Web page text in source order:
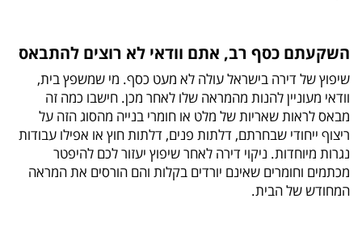
השקעתם כסף רב, אתם וודאי לא רוצים להתבאס
שיפוץ של דירה בישראל עולה לא מעט כסף. מי שמשפץ בית,
וודאי מעוניין להנות מהמראה שלו לאחר מכן. חישבו כמה זה
מבאס לראות שאריות של מלט או חומרי בנייה מהסוג הזה על
ריצוף ייחודי שבחרתם, דלתות פנים, דלתות חוץ או אפילו עבודות
נגרות מיוחדות. ניקוי דירה לאחר שיפוץ יעזור לכם להיפטר
מכתמים וחומרים שאינם יורדים בקלות והם הורסים את המראה
המחודש של הבית.